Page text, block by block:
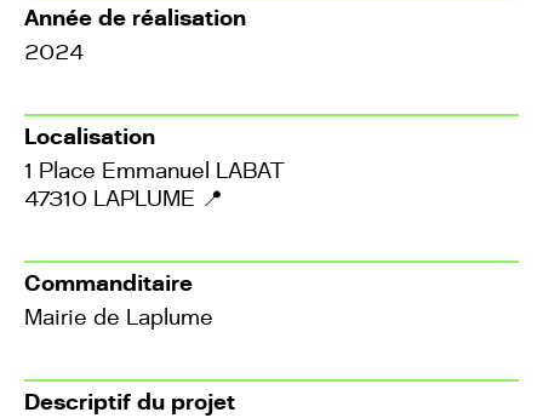
Année de réalisation
2024
Localisation
1 Place Emmanuel LABAT
47310 LAPLUME 📍
Commanditaire
Mairie de Laplume
Descriptif du projet